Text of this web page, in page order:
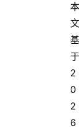
本
文
基
于
2
0
2
6